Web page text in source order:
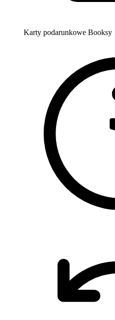
Karty podarunkowe Booksy